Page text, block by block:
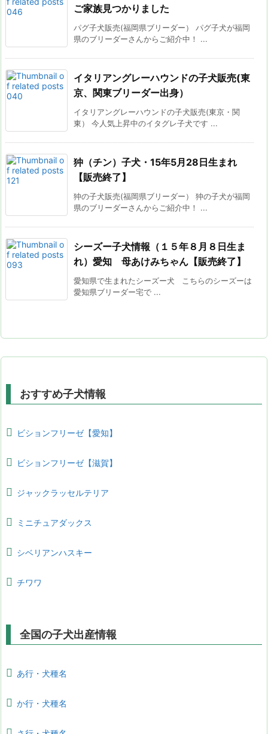
ご家族見つかりました
パグ子犬販売(福岡県ブリーダー） パグ子犬が福岡
県のブリーダーさんからご紹介中！ ...
イタリアングレーハウンドの子犬販売(東
京、関東ブリーダー出身）
イタリアングレーハウンドの子犬販売(東京・関
東） 今人気上昇中のイタグレ子犬です ...
狆（チン）子犬・15年5月28日生まれ
【販売終了】
狆の子犬販売(福岡県ブリーダー） 狆の子犬が福岡
県のブリーダーさんからご紹介中！ ...
シーズー子犬情報（１５年８月８日生ま
れ）愛知 母あけみちゃん【販売終了】
愛知県で生まれたシーズー犬 こちらのシーズーは
愛知県ブリーダー宅で ...
おすすめ子犬情報
ビションフリーゼ【愛知】
ビションフリーゼ【滋賀】
ジャックラッセルテリア
ミニチュアダックス
シベリアンハスキー
チワワ
全国の子犬出産情報
あ行・犬種名
か行・犬種名